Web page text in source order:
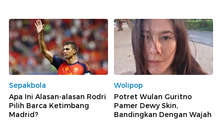
Sepakbola
Apa Ini Alasan-alasan Rodri
Pilih Barca Ketimbang
Madrid?
Wolipop
Potret Wulan Guritno
Pamer Dewy Skin,
Bandingkan Dengan Wajah